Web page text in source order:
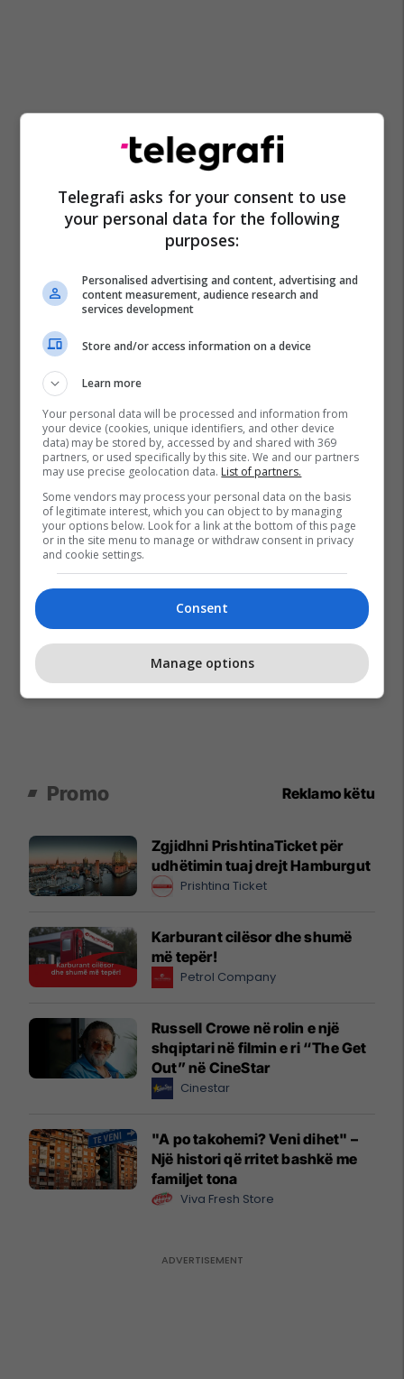
Keir Starmer
Promo Reklamo këtu
Zgjidhni PrishtinaTicket për
udhëtimin tuaj drejt Hamburgut
Prishtina Ticket
Karburant cilësor dhe shumë
më tepër!
Petrol Company
Russell Crowe në rolin e një
shqiptari në filmin e ri “The Get
Out” në CineStar
Cinestar
"A po takohemi? Veni dihet" –
Një histori që rritet bashkë me
familjet tona
Viva Fresh Store
Telegrafi asks for your consent to use
your personal data for the following
purposes:
Personalised advertising and content, advertising and
content measurement, audience research and
services development
Store and/or access information on a device
Learn more
Your personal data will be processed and information from
your device (cookies, unique identifiers, and other device
data) may be stored by, accessed by and shared with 369
partners, or used specifically by this site. We and our partners
may use precise geolocation data. List of partners.
Some vendors may process your personal data on the basis
of legitimate interest, which you can object to by managing
your options below. Look for a link at the bottom of this page
or in the site menu to manage or withdraw consent in privacy
and cookie settings.
Consent
Manage options